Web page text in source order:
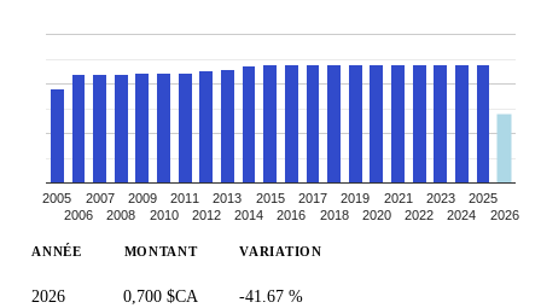
2005
2006
2007
2008
2009
2010
2011
2012
2013
2014
2015
2016
2017
2018
2019
2020
2021
2022
2023
2024
2025
2026
ANNÉE MONTANT VARIATION
2026 0,700 $CA -41.67 %